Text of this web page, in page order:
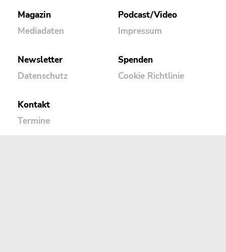
Magazin
Mediadaten
Podcast/Video
Impressum
Newsletter
Datenschutz
Spenden
Cookie Richtlinie
Kontakt
Termine